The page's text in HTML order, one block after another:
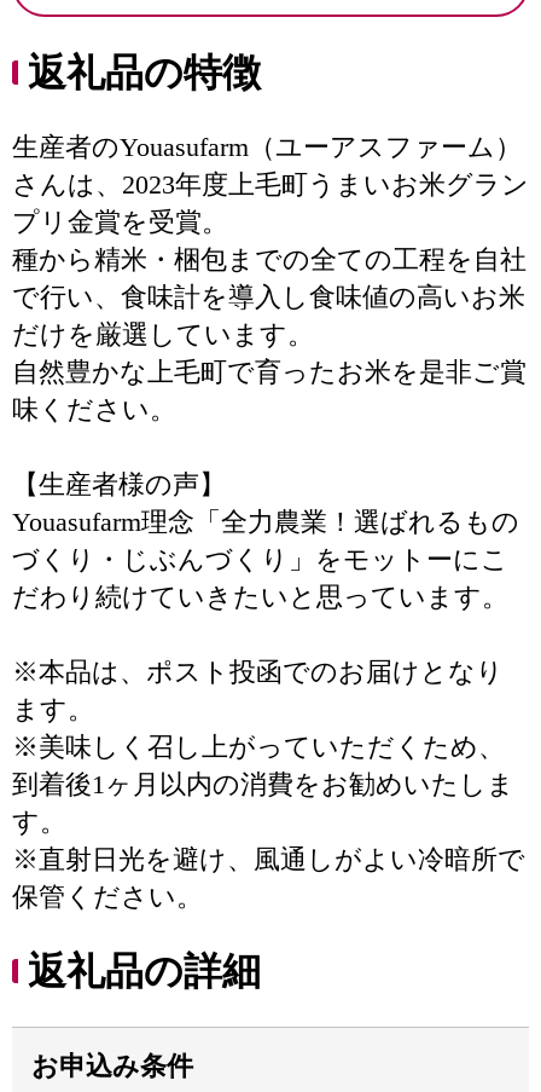
返礼品の特徴
生産者のYouasufarm（ユーアスファーム）
さんは、2023年度上毛町うまいお米グラン
プリ金賞を受賞。
種から精米・梱包までの全ての工程を自社
で行い、食味計を導入し食味値の高いお米
だけを厳選しています。
自然豊かな上毛町で育ったお米を是非ご賞
味ください。
【生産者様の声】
Youasufarm理念「全力農業！選ばれるもの
づくり・じぶんづくり」をモットーにこ
だわり続けていきたいと思っています。
※本品は、ポスト投函でのお届けとなり
ます。
※美味しく召し上がっていただくため、
到着後1ヶ月以内の消費をお勧めいたしま
す。
※直射日光を避け、風通しがよい冷暗所で
保管ください。
返礼品の詳細
お申込み条件